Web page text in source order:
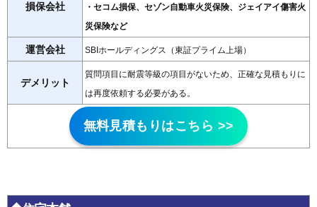
損保会社
・セコム損保、セゾン自動車火災保険、ジェイアイ傷害火
災保険など
運営会社 SBIホールディングス（東証プライム上場）
デメリット
質問項目に耐震等級の項目がないため、正確な見積もりに
は再度依頼する必要がある。
無料見積もりはこちら >>